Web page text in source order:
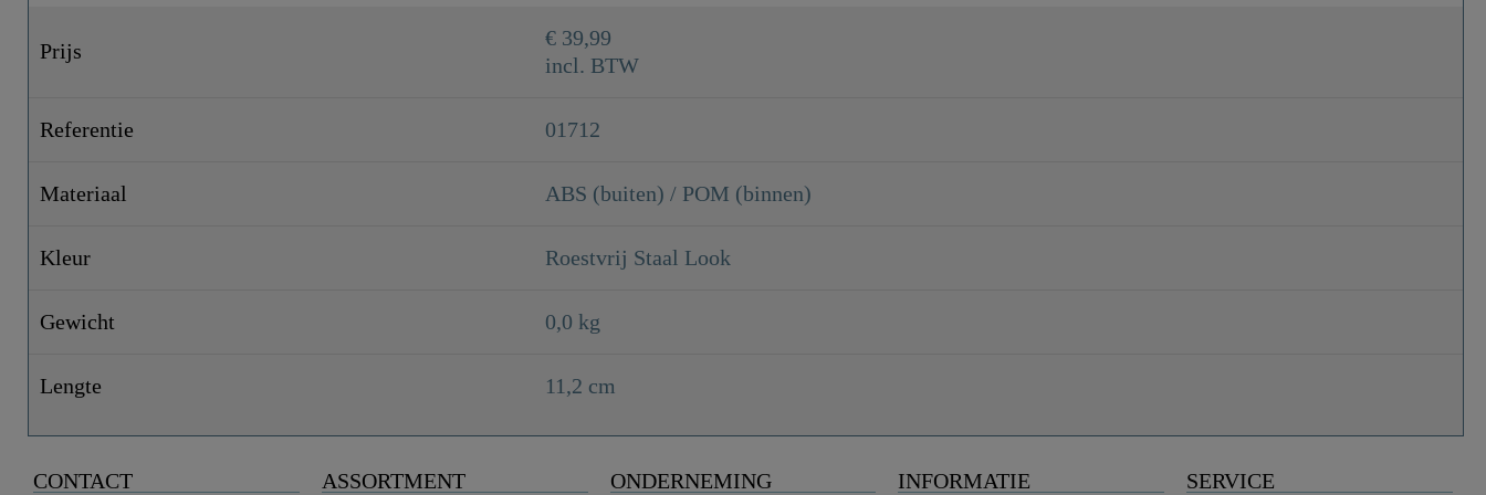
Prijs
€ 39,99
incl. BTW
Referentie 01712
Materiaal ABS (buiten) / POM (binnen)
Kleur Roestvrij Staal Look
Gewicht 0,0 kg
Lengte 11,2 cm
CONTACT ASSORTMENT ONDERNEMING INFORMATIE SERVICE